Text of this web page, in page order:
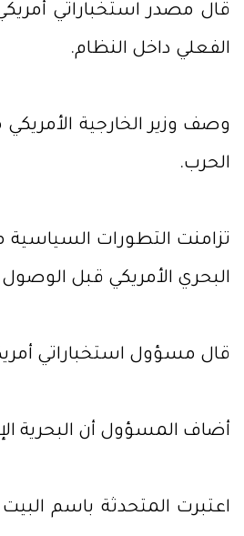
قال مصدر استخباراتي
الفعلي داخل النظام.
وصف وزير الخارجية
الحرب.
تزامنت التطورات السياسية
البحري الأمريكي قبل
قال مسؤول استخباراتي
أضاف المسؤول أن البحرية
اعتبرت المتحدثة باسم